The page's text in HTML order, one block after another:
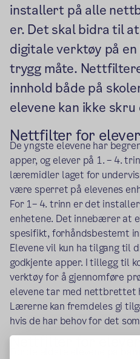
installert på alle
er. Det skal bidra til
digitale verktøy på
trygg måte.
innhold både på
elevene kan ikke skru
Nettfilter for
De yngste elevene har
apper, og elever på 1. – 4.
læremidler laget for
være sperret på elevenes
For 1– 4. trinn er det
enhetene. Det innebærer at
spesifikt, forhåndsbestemt
Elevene vil kun ha tilgang
godkjente apper. I tillegg til
verktøy for å gjennomføre
elevene tar med nettbrettet
Lærerne kan fremdeles gi
hvis de har behov for det
Nettfilter for